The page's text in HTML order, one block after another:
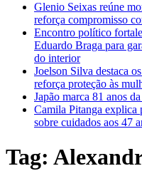
Glenio Seixas reúne
reforça compromisso
Encontro político
Eduardo Braga para
do interior
Joelson Silva destaca
reforça proteção às
Japão marca 81 anos
Camila Pitanga explica
sobre cuidados aos 47
Tag: